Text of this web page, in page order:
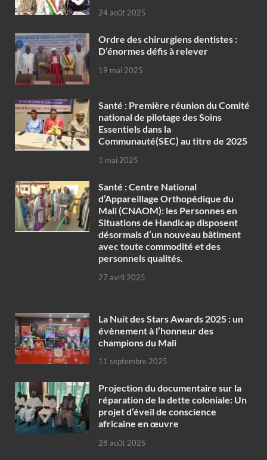
24 août 2025
Ordre des chirurgiens dentistes :
D’énormes défis à relever
19 mai 2025
Santé : Première réunion du Comité
national de pilotage des Soins
Essentiels dans la
Communauté(SEC) au titre de 2025
1 mai 2025
Santé : Centre National
d’Appareillage Orthopédique du
Mali (CNAOM): les Personnes en
Situations de Handicap disposent
désormais d’un nouveau bâtiment
avec toute commodité et des
personnels qualités.
27 avril 2025
‎La Nuit des Stars Awards 2025 : un
évènement à l’honneur des
champions du Mali
11 septembre 2025
Projection du documentaire sur la
réparation de la dette coloniale: Un
projet d’éveil de conscience
africaine en œuvre‎
28 août 2025